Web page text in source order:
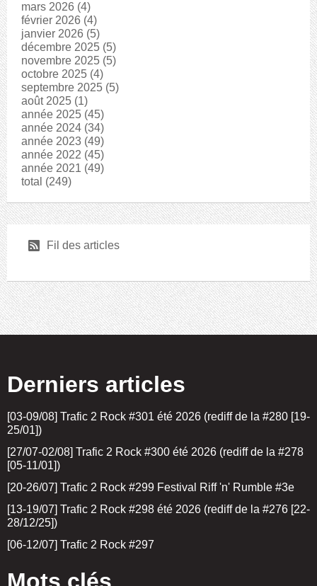
mars 2026 (4)
février 2026 (4)
janvier 2026 (5)
décembre 2025 (5)
novembre 2025 (5)
octobre 2025 (4)
septembre 2025 (5)
août 2025 (1)
année 2025 (45)
année 2024 (34)
année 2023 (49)
année 2022 (45)
année 2021 (49)
total (249)
r Fil des articles
Derniers articles
[03-09/08] Trafic 2 Rock #301 été 2026 (rediff de la #280 [19-
25/01])
[27/07-02/08] Trafic 2 Rock #300 été 2026 (rediff de la #278
[05-11/01])
[20-26/07] Trafic 2 Rock #299 Festival Riff 'n' Rumble #3e
[13-19/07] Trafic 2 Rock #298 été 2026 (rediff de la #276 [22-
28/12/25])
[06-12/07] Trafic 2 Rock #297